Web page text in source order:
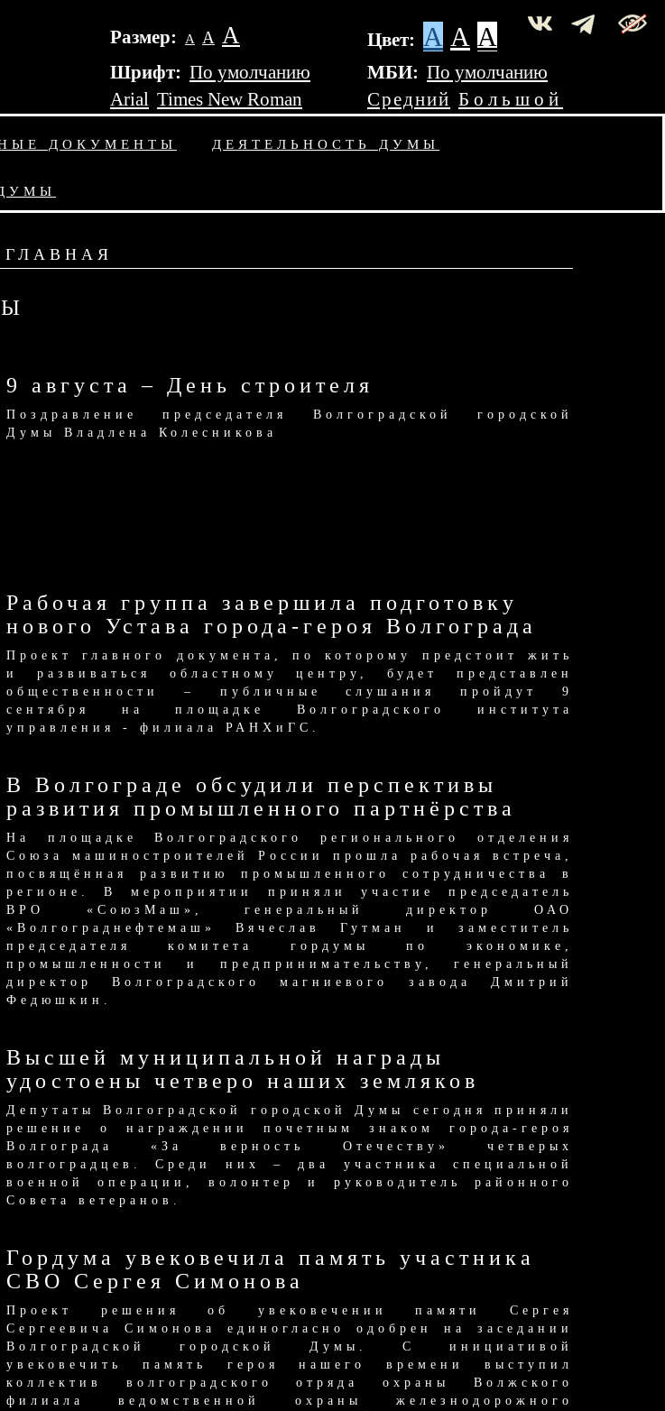
Размер: А А А Цвет: A A A
Шрифт: По умолчанию
Arial Times New Roman
МБИ: По умолчанию
Средний Большой
ДОКУМЕНТЫ ДЕЯТЕЛЬНОСТЬ ДУМЫ
ГЛАВНАЯ
9 августа – День строителя
Поздравление председателя Волгоградской городской
Думы Владлена Колесникова
Рабочая группа завершила подготовку
нового Устава города-героя Волгограда
Проект главного документа, по которому предстоит жить
и развиваться областному центру, будет представлен
общественности – публичные слушания пройдут 9
сентября на площадке Волгоградского института
управления - филиала РАНХиГС.
В Волгограде обсудили перспективы
развития промышленного партнёрства
На площадке Волгоградского регионального отделения
Союза машиностроителей России прошла рабочая встреча,
посвящённая развитию промышленного сотрудничества в
регионе. В мероприятии приняли участие председатель
ВРО «СоюзМаш», генеральный директор ОАО
«Волгограднефтемаш» Вячеслав Гутман и заместитель
председателя комитета гордумы по экономике,
промышленности и предпринимательству, генеральный
директор Волгоградского магниевого завода Дмитрий
Федюшкин.
Высшей муниципальной награды
удостоены четверо наших земляков
Депутаты Волгоградской городской Думы сегодня приняли
решение о награждении почетным знаком города-героя
Волгограда «За верность Отечеству» четверых
волгоградцев. Среди них – два участника специальной
военной операции, волонтер и руководитель районного
Совета ветеранов.
Гордума увековечила память участника
СВО Сергея Симонова
Проект решения об увековечении памяти Сергея
Сергеевича Симонова единогласно одобрен на заседании
Волгоградской городской Думы. С инициативой
увековечить память героя нашего времени выступил
коллектив волгоградского отряда охраны Волжского
филиала ведомственной охраны железнодорожного